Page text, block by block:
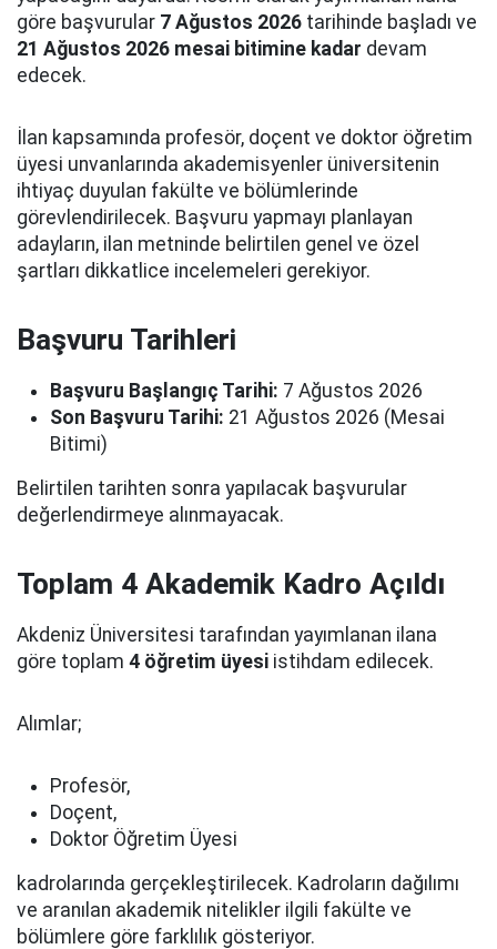
göre başvurular 7 Ağustos 2026 tarihinde başladı ve
21 Ağustos 2026 mesai bitimine kadar devam
edecek.
İlan kapsamında profesör, doçent ve doktor öğretim
üyesi unvanlarında akademisyenler üniversitenin
ihtiyaç duyulan fakülte ve bölümlerinde
görevlendirilecek. Başvuru yapmayı planlayan
adayların, ilan metninde belirtilen genel ve özel
şartları dikkatlice incelemeleri gerekiyor.
Başvuru Tarihleri
Başvuru Başlangıç Tarihi: 7 Ağustos 2026
Son Başvuru Tarihi: 21 Ağustos 2026 (Mesai
Bitimi)
Belirtilen tarihten sonra yapılacak başvurular
değerlendirmeye alınmayacak.
Toplam 4 Akademik Kadro Açıldı
Akdeniz Üniversitesi tarafından yayımlanan ilana
göre toplam 4 öğretim üyesi istihdam edilecek.
Alımlar;
Profesör,
Doçent,
Doktor Öğretim Üyesi
kadrolarında gerçekleştirilecek. Kadroların dağılımı
ve aranılan akademik nitelikler ilgili fakülte ve
bölümlere göre farklılık gösteriyor.